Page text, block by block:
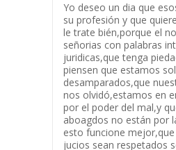
Yo deseo un dia que
su profesión y que
le trate bién,porque el
señorias con palabras
juridicas,que tenga
piensen que estamos
desamparados,que
nos olvidó,estamos en
por el poder del mal,y
aboagdos no están por
esto funcione
jucios sean respetados